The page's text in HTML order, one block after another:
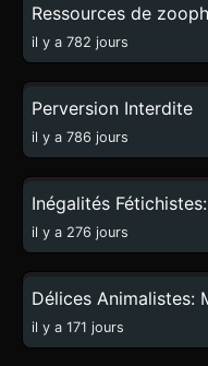
il y a 782 jours
Perversion Interdite
il y a 786 jours
il y a 276 jours
Délices Animalistes:
il y a 171 jours